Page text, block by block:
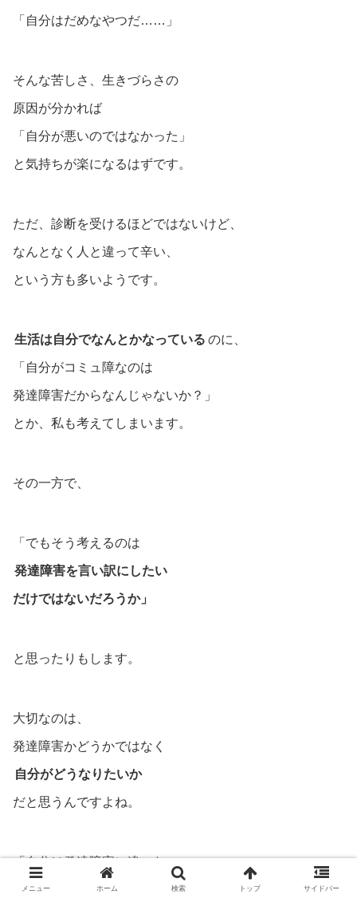
「自分はだめなやつだ……」
そんな苦しさ、生きづらさの
原因が分かれば
「自分が悪いのではなかった」
と気持ちが楽になるはずです。
ただ、診断を受けるほどではないけど、
なんとなく人と違って辛い、
という方も多いようです。
生活は自分でなんとかなっている のに、
「自分がコミュ障なのは
発達障害だからなんじゃないか？」
とか、私も考えてしまいます。
その一方で、
「でもそう考えるのは
発達障害を言い訳にしたい
だけではないだろうか」
と思ったりもします。
大切なのは、
発達障害かどうかではなく
自分がどうなりたいか
だと思うんですよね。
「自分は発達障害に違いない」
なんて思ってると、
メニュー ホーム 検索 トップ サイドバー